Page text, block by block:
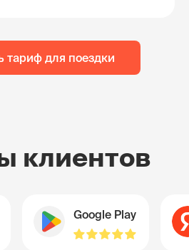
тариф для поездки
клиентов
Google Play